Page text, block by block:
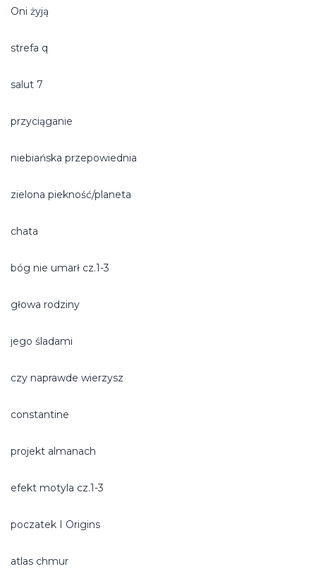
Oni żyją
strefa q
salut 7
przyciąganie
niebiańska przepowiednia
zielona piekność/planeta
chata
bóg nie umarł cz.1-3
głowa rodziny
jego śladami
czy naprawde wierzysz
constantine
projekt almanach
efekt motyla cz.1-3
poczatek I Origins
atlas chmur